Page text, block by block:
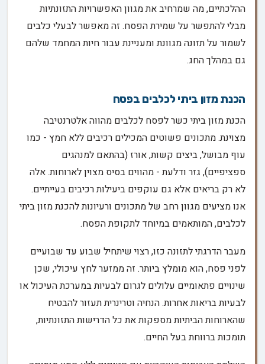
ההלכתיים, מה שמרחיב את מגוון האפשרויות התזונתיות
מבלי להתפשר על שמירת הפסח. זה מאפשר לבעלי כלבים
לשמור על תזונה מגוונת ומעניינת עבור חיות המחמד שלהם
גם במהלך החג.
הכנת מזון ביתי לכלבים בפסח
הכנת מזון ביתי כשר לפסח לכלבים מהווה אלטרנטיבה
מצוינת. מתכונים פשוטים המכילים רכיבים ללא חמץ - כמו
עוף מבושל, ביצים קשות, אורז (בהתאם למנהגים
ספציפיים), גזר ודלעת - מהווים בסיס מצוין לארוחות. אלה
לא רק בריאים אלא גם עוקפים ביעילות רכיבים בעייתיים.
אנו מציעים מגוון רחב של מתכונים ורעיונות להכנת מזון ביתי
לכלבים, המותאמים במיוחד לתקופת הפסח.
מעבר הדרגתי לתזונה כזו, רצוי שיתחיל שבוע עד שבועיים
לפני פסח, הוא מומלץ ביותר. זה ממזער לחץ עיכולי, שכן
שינויים פתאומיים עלולים לגרום לבעיות במערכת העיכול או
לבעיות בריאות אחרות. הנחיה וטרינרית תעזור להבטיח
שהארוחות הביתיות מספקות את כל הדרישות התזונתיות,
תומכות ברווחת בעל החיים.